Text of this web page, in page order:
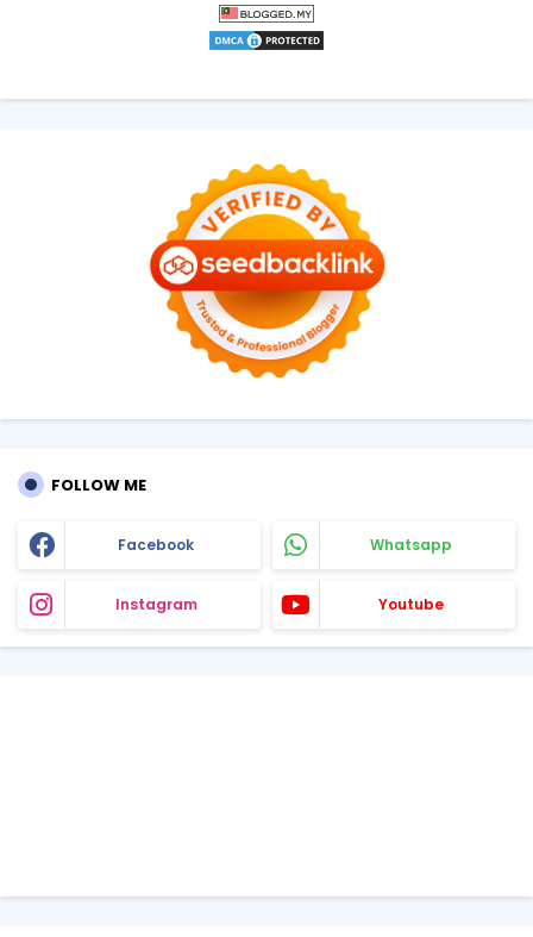
FOLLOW ME
Facebook Whatsapp
Instagram Youtube